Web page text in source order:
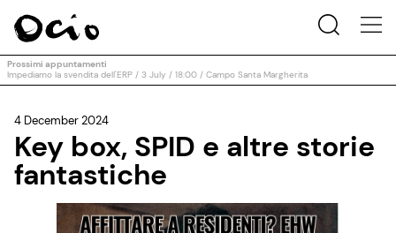
Prossimi appuntamenti
Impediamo la svendita dell'ERP / 3 July / 18:00 / Campo Santa Margherita
4 December 2024
Key box, SPID e altre storie
fantastiche